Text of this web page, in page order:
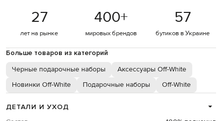
27
лет на рынке
400+
мировых брендов
57
бутиков в Украине
Больше товаров из категорий
Черные подарочные наборы
Аксессуары Off-White
Новинки Off-White
Подарочные наборы Off-White
ДЕТАЛИ И УХОД